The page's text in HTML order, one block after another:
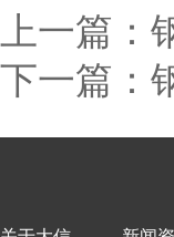
上一篇：
下一篇：